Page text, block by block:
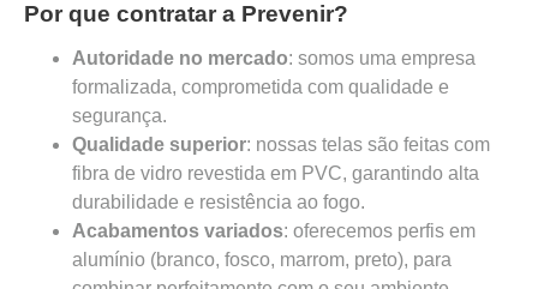
Por que contratar a Prevenir?
Autoridade no mercado: somos uma empresa
formalizada, comprometida com qualidade e
segurança.
Qualidade superior: nossas telas são feitas com
fibra de vidro revestida em PVC, garantindo alta
durabilidade e resistência ao fogo.
Acabamentos variados: oferecemos perfis em
alumínio (branco, fosco, marrom, preto), para